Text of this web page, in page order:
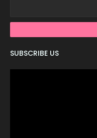
SUBSCRIBE US